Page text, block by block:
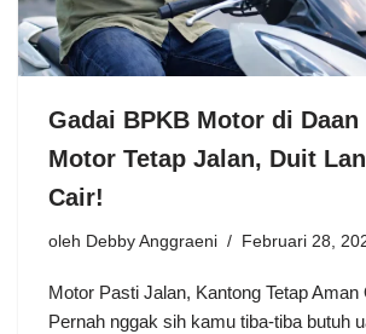
Gadai BPKB Motor di
Motor Tetap Jalan, Duit
Cair!
oleh Debby Anggraeni Februari 28,
Motor Pasti Jalan, Kantong Tetap Aman
Pernah nggak sih kamu tiba-tiba butuh